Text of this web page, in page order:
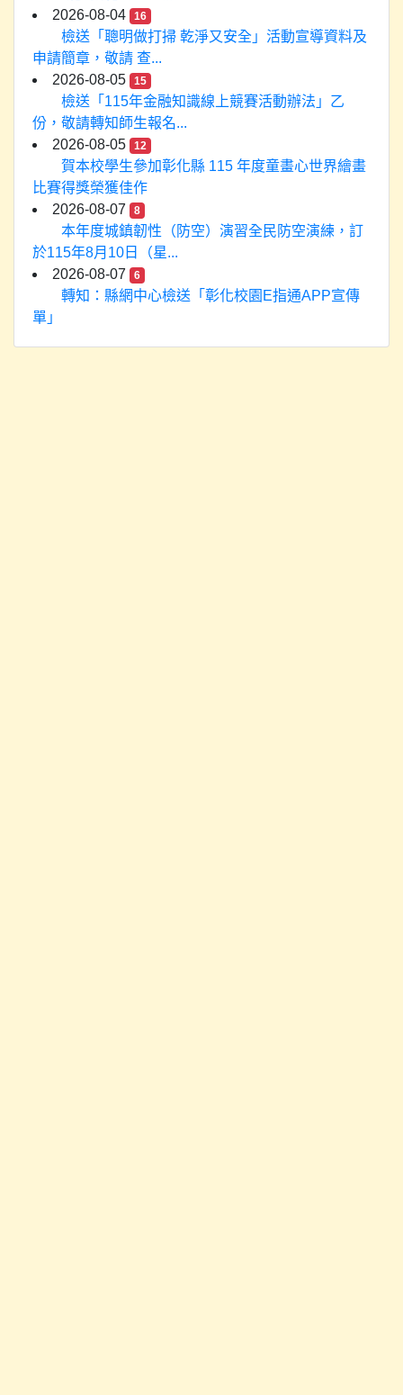
2026-08-04
16
檢送「聰明做打掃 乾淨又安全」活動宣導資料及
申請簡章，敬請 查...
2026-08-05
15
檢送「115年金融知識線上競賽活動辦法」乙
份，敬請轉知師生報名...
2026-08-05
12
賀本校學生參加彰化縣 115 年度童畫心世界繪畫
比賽得獎榮獲佳作
2026-08-07
8
本年度城鎮韌性（防空）演習全民防空演練，訂
於115年8月10日（星...
2026-08-07
6
轉知：縣網中心檢送「彰化校園E指通APP宣傳
單」